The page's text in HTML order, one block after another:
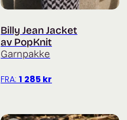
Billy Jean Jacket
av PopKnit
Garnpakke
FRA: 1 285 kr